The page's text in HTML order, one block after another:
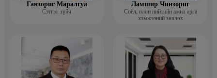
Ганзориг Маралгуа
Сэтгэл зүйч
Ламшир Чинзориг
Соёл, олон нийтийн ажил арга
хэмжээний зөвлөх